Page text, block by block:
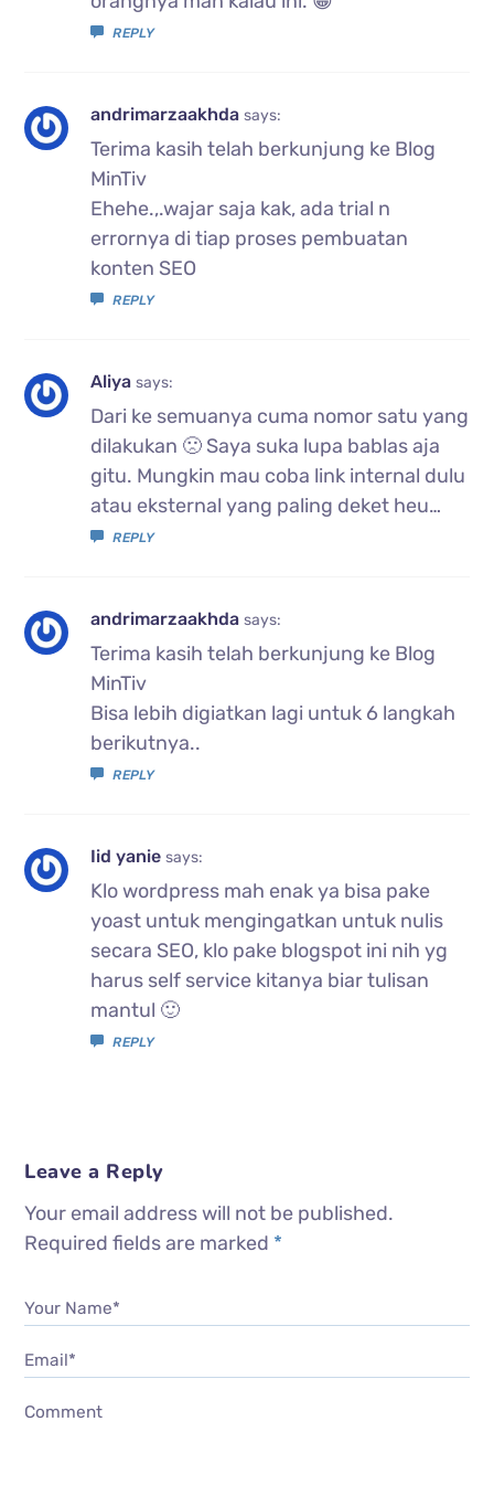
REPLY
andrimarzaakhdasays:
Terima kasih telah berkunjung ke Blog
MinTiv
Ehehe.,.wajar saja kak, ada trial n
errornya di tiap proses pembuatan
konten SEO
REPLY
Aliyasays:
Dari ke semuanya cuma nomor satu yang
dilakukan 🙁 Saya suka lupa bablas aja
gitu. Mungkin mau coba link internal dulu
atau eksternal yang paling deket heu…
REPLY
andrimarzaakhdasays:
Terima kasih telah berkunjung ke Blog
MinTiv
Bisa lebih digiatkan lagi untuk 6 langkah
berikutnya..
REPLY
Iid yaniesays:
Klo wordpress mah enak ya bisa pake
yoast untuk mengingatkan untuk nulis
secara SEO, klo pake blogspot ini nih yg
harus self service kitanya biar tulisan
mantul 🙂
REPLY
Leave a Reply
Your email address will not be published.
Required fields are marked *
Your Name*
Email*
Comment